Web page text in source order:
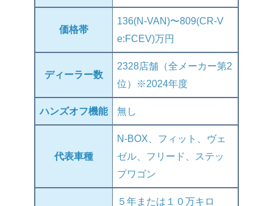
価格帯
136(N-VAN)〜809(CR-V
e:FCEV)万円
ディーラー数
2328店舗（全メーカー第2
位）※2024年度
ハンズオフ機能 無し
代表車種
N-BOX、フィット、ヴェ
ゼル、フリード、ステッ
プワゴン
５年または１０万キロ